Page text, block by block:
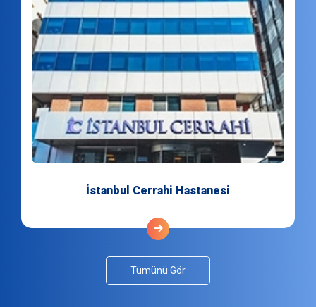
İstanbul Cerrahi Hastanesi
Tümünü Gör